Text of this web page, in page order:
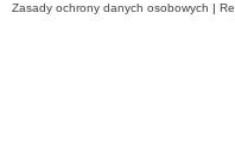
Zasady ochrony danych osobowych |